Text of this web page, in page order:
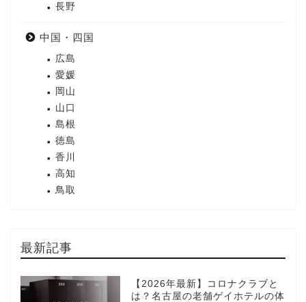
長野
中国・四国
広島
愛媛
岡山
山口
島根
徳島
香川
高知
鳥取
最新記事
【2026年最新】コロナクラブと
は？名古屋の老舗ゲイホテルの体